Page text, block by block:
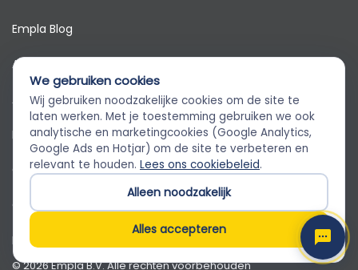
Empla Blog
Algemene voorwaarden
AVG
Privacybeleid
Cookiebeleid
Cookievoorkeuren
Klantenservice
© 2026 Empla B.V. Alle rechten voorbehouden
Empla Assistent
Altijd beschikbaar, stel een vraag
We gebruiken cookies
Wij gebruiken noodzakelijke cookies om de site te
laten werken. Met je toestemming gebruiken we ook
analytische en marketingcookies (Google Analytics,
Google Ads en Hotjar) om de site te verbeteren en
relevant te houden. Lees ons cookiebeleid.
Alleen noodzakelijk
Alles accepteren